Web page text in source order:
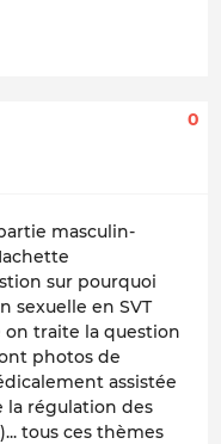
0
masculin-
sur pourquoi
en SVT
traite la question
photos de
assistée
la régulation des
tous ces thèmes